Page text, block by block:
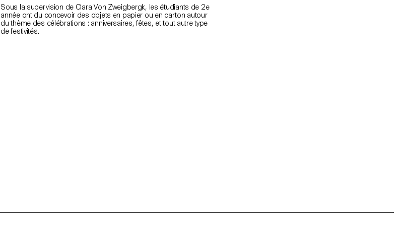
Sous la supervision de Clara Von Zweigbergk, les étudiants de 2e
année ont du concevoir des objets en papier ou en carton autour
du thème des célébrations : anniversaires, fêtes, et tout autre type
de festivités.